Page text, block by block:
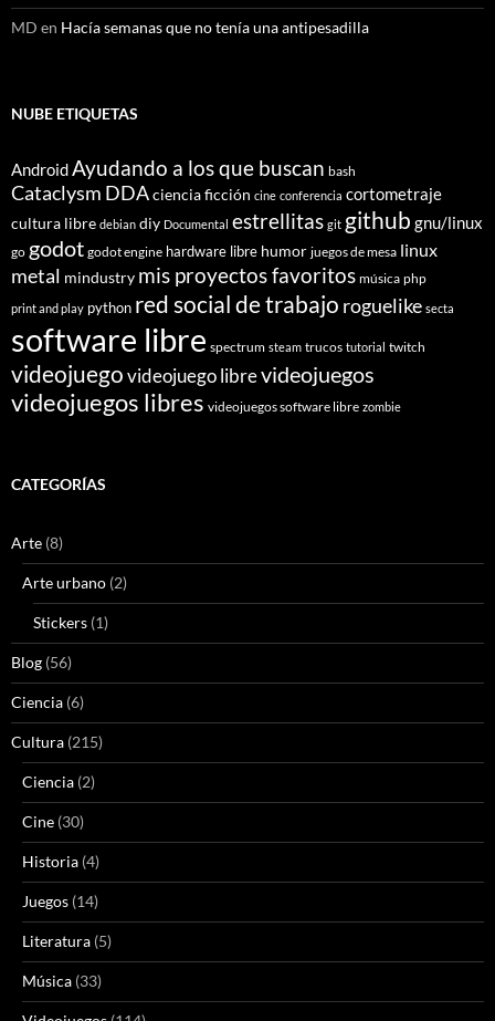
MD en Hacía semanas que no tenía una antipesadilla
NUBE ETIQUETAS
AndroidAyudando a los que buscan bash
Cataclysm DDAciencia ficción cine conferencia cortometraje
cultura libre debian diy Documental estrellitas git github gnu/linux
go godot godot engine hardware libre humor juegos de mesa linux
metal mindustry mis proyectos favoritos música php
print and play python red social de trabajo roguelike secta
software libre spectrum steam trucos tutorial twitch
videojuegovideojuego librevideojuegos
videojuegos libres videojuegos software libre zombie
CATEGORÍAS
Arte (8)
Arte urbano (2)
Stickers (1)
Blog (56)
Ciencia (6)
Cultura (215)
Ciencia (2)
Cine (30)
Historia (4)
Juegos (14)
Literatura (5)
Música (33)